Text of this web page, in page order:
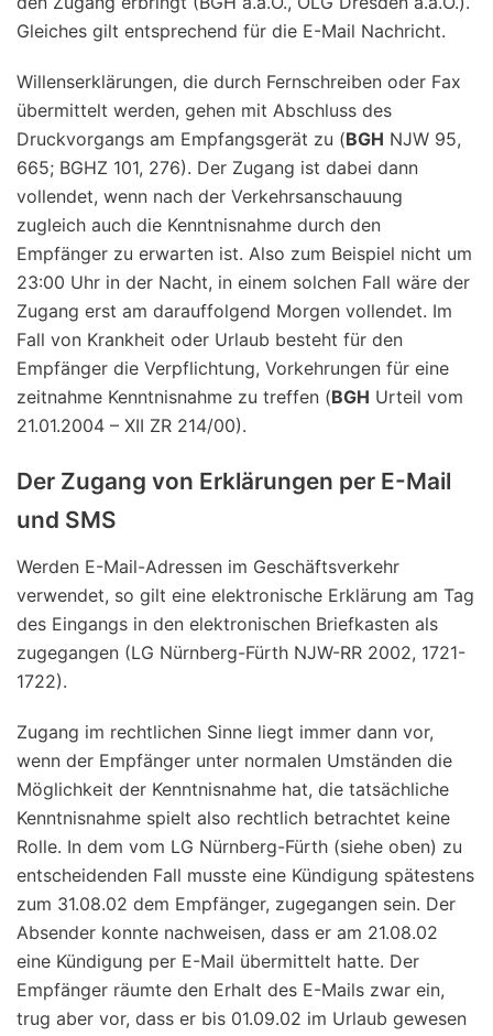
Gleiches gilt entsprechend für die E-Mail Nachricht.
Willenserklärungen, die durch Fernschreiben oder Fax
übermittelt werden, gehen mit Abschluss des
Druckvorgangs am Empfangsgerät zu (BGH NJW 95,
665; BGHZ 101, 276). Der Zugang ist dabei dann
vollendet, wenn nach der Verkehrsanschauung
zugleich auch die Kenntnisnahme durch den
Empfänger zu erwarten ist. Also zum Beispiel nicht um
23:00 Uhr in der Nacht, in einem solchen Fall wäre der
Zugang erst am darauffolgend Morgen vollendet. Im
Fall von Krankheit oder Urlaub besteht für den
Empfänger die Verpflichtung, Vorkehrungen für eine
zeitnahme Kenntnisnahme zu treffen (BGH Urteil vom
21.01.2004 – XII ZR 214/00).
Der Zugang von Erklärungen per E-Mail
und SMS
Werden E-Mail-Adressen im Geschäftsverkehr
verwendet, so gilt eine elektronische Erklärung am Tag
des Eingangs in den elektronischen Briefkasten als
zugegangen (LG Nürnberg-Fürth NJW-RR 2002, 1721-
1722).
Zugang im rechtlichen Sinne liegt immer dann vor,
wenn der Empfänger unter normalen Umständen die
Möglichkeit der Kenntnisnahme hat, die tatsächliche
Kenntnisnahme spielt also rechtlich betrachtet keine
Rolle. In dem vom LG Nürnberg-Fürth (siehe oben) zu
entscheidenden Fall musste eine Kündigung spätestens
zum 31.08.02 dem Empfänger, zugegangen sein. Der
Absender konnte nachweisen, dass er am 21.08.02
eine Kündigung per E-Mail übermittelt hatte. Der
Empfänger räumte den Erhalt des E-Mails zwar ein,
trug aber vor, dass er bis 01.09.02 im Urlaub gewesen